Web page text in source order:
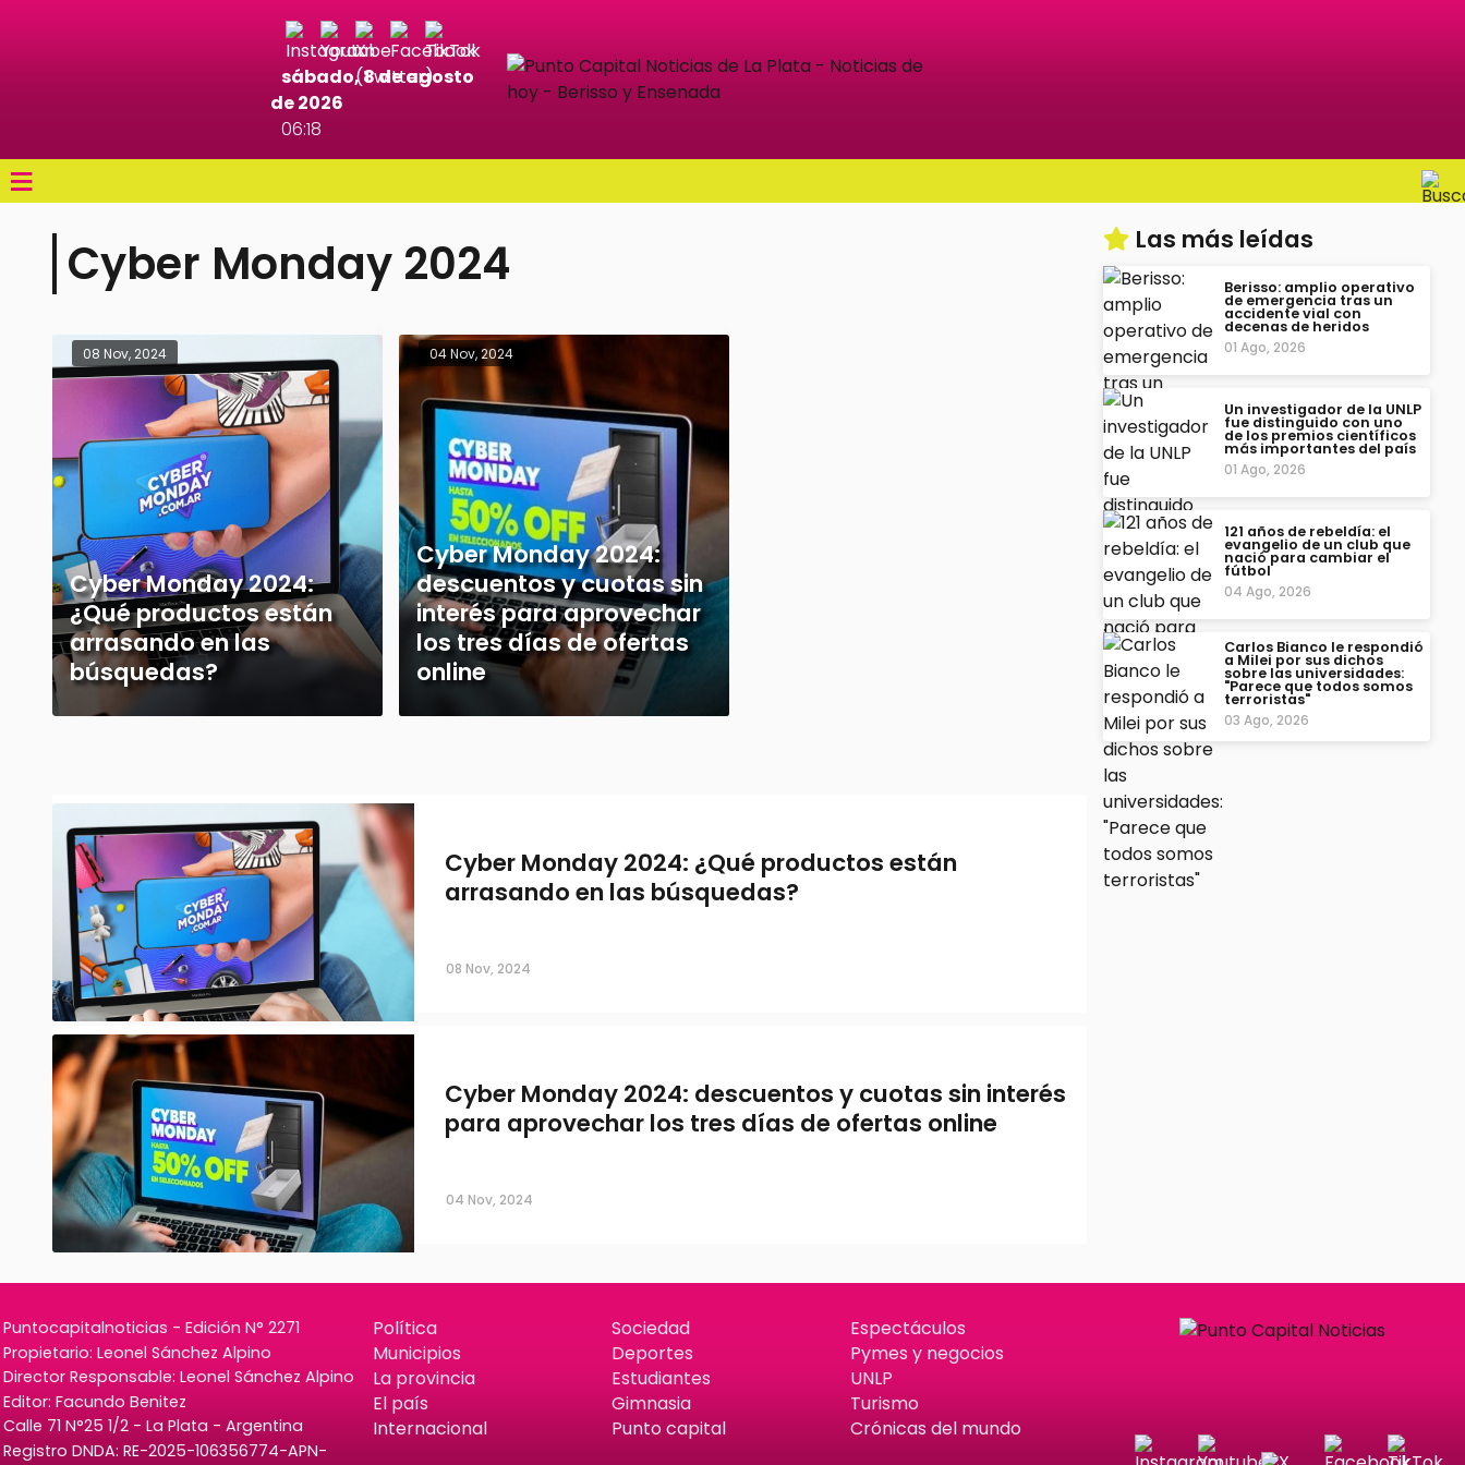
sábado, 8 de agosto
de 2026
06:18
≡
Las más leídas
Berisso: amplio operativo
de emergencia tras un
accidente vial con
decenas de heridos
01 Ago, 2026
Un investigador de la UNLP
fue distinguido con uno
de los premios científicos
más importantes del país
01 Ago, 2026
121 años de rebeldía: el
evangelio de un club que
nació para cambiar el
fútbol
04 Ago, 2026
Carlos Bianco le respondió
a Milei por sus dichos
sobre las universidades:
"Parece que todos somos
terroristas"
03 Ago, 2026
Cyber Monday 2024
08 Nov, 2024
Cyber Monday 2024:
¿Qué productos están
arrasando en las
búsquedas?
04 Nov, 2024
Cyber Monday 2024:
descuentos y cuotas sin
interés para aprovechar
los tres días de ofertas
online
Cyber Monday 2024: ¿Qué productos están
arrasando en las búsquedas?
08 Nov, 2024
Cyber Monday 2024: descuentos y cuotas sin interés
para aprovechar los tres días de ofertas online
04 Nov, 2024
Puntocapitalnoticias - Edición N° 2271
Propietario: Leonel Sánchez Alpino
Director Responsable: Leonel Sánchez Alpino
Editor: Facundo Benitez
Calle 71 N°25 1/2 - La Plata - Argentina
Registro DNDA: RE-2025-106356774-APN-
Política
Municipios
La provincia
El país
Internacional
Sociedad
Deportes
Estudiantes
Gimnasia
Punto capital
Espectáculos
Pymes y negocios
UNLP
Turismo
Crónicas del mundo